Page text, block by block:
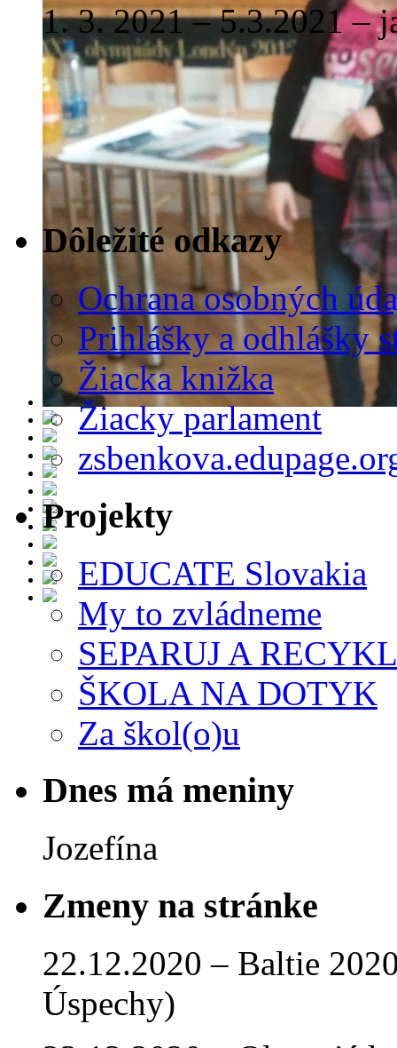
1. 3. 2021 – 5.3.2021 –
Dôležité odkazy
Ochrana osobných
Prihlášky a odhlášky
Žiacka knižka
Žiacky parlament
Projekty
EDUCATE Slovakia
My to zvládneme
SEPARUJ A
ŠKOLA NA DOTYK
Za škol(o)u
Dnes má meniny
Jozefína
Zmeny na stránke
22.12.2020 – Baltie
Úspechy)